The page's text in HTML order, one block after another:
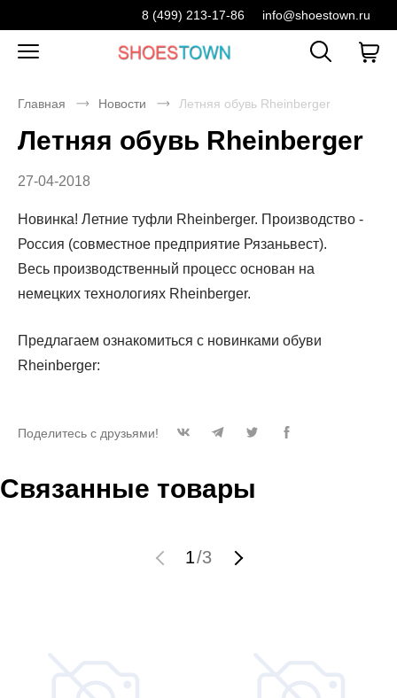
8 (499) 213-17-86 info@shoestown.ru
Главная Новости Летняя обувь Rheinberger
Летняя обувь Rheinberger
27-04-2018
Новинка! Летние туфли Rheinberger. Производство -
Россия (совместное предприятие Рязаньвест).
Весь производственный процесс основан на
немецких технологиях Rheinberger.
Предлагаем ознакомиться с новинками обуви
Rheinberger:
Поделитесь с друзьями!
Связанные товары
1/3